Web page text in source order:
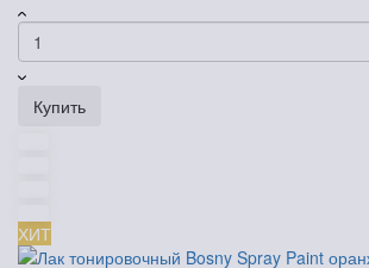
Купить
ХИТ